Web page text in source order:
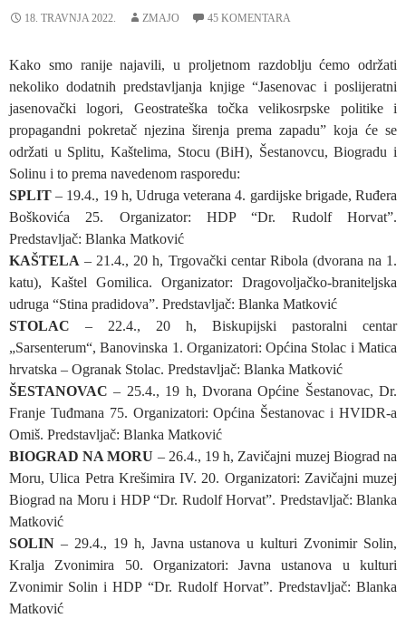
18. TRAVNJA 2022. ZMAJO 45 KOMENTARA
Kako smo ranije najavili, u proljetnom razdoblju ćemo održati
nekoliko dodatnih predstavljanja knjige “Jasenovac i poslijeratni
jasenovački logori, Geostrateška točka velikosrpske politike i
propagandni pokretač njezina širenja prema zapadu” koja će se
održati u Splitu, Kaštelima, Stocu (BiH), Šestanovcu, Biogradu i
Solinu i to prema navedenom rasporedu:
SPLIT – 19.4., 19 h, Udruga veterana 4. gardijske brigade, Ruđera
Boškovića 25. Organizator: HDP “Dr. Rudolf Horvat”.
Predstavljač: Blanka Matković
KAŠTELA – 21.4., 20 h, Trgovački centar Ribola (dvorana na 1.
katu), Kaštel Gomilica. Organizator: Dragovoljačko-braniteljska
udruga “Stina pradidova”. Predstavljač: Blanka Matković
STOLAC – 22.4., 20 h, Biskupijski pastoralni centar
„Sarsenterum“, Banovinska 1. Organizatori: Općina Stolac i Matica
hrvatska – Ogranak Stolac. Predstavljač: Blanka Matković
ŠESTANOVAC – 25.4., 19 h, Dvorana Općine Šestanovac, Dr.
Franje Tuđmana 75. Organizatori: Općina Šestanovac i HVIDR-a
Omiš. Predstavljač: Blanka Matković
BIOGRAD NA MORU – 26.4., 19 h, Zavičajni muzej Biograd na
Moru, Ulica Petra Krešimira IV. 20. Organizatori: Zavičajni muzej
Biograd na Moru i HDP “Dr. Rudolf Horvat”. Predstavljač: Blanka
Matković
SOLIN – 29.4., 19 h, Javna ustanova u kulturi Zvonimir Solin,
Kralja Zvonimira 50. Organizatori: Javna ustanova u kulturi
Zvonimir Solin i HDP “Dr. Rudolf Horvat”. Predstavljač: Blanka
Matković